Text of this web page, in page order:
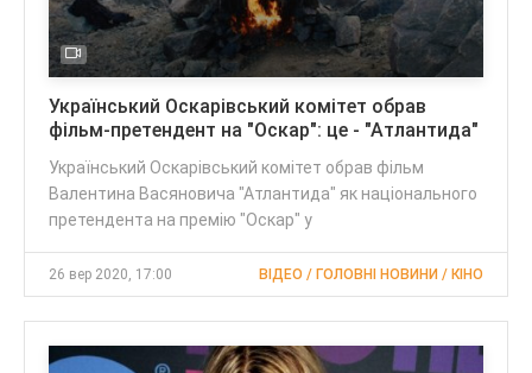
Український Оскарівський комітет обрав
фільм-претендент на "Оскар": це - "Атлантида"
Український Оскарівський комітет обрав фільм
Валентина Васяновича "Атлантида" як національного
претендента на премію "Оскар" у
26 вер 2020, 17:00 ВІДЕО / ГОЛОВНІ НОВИНИ / КІНО